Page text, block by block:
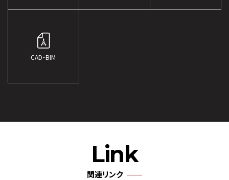
CAD・BIM
Link
関連リンク